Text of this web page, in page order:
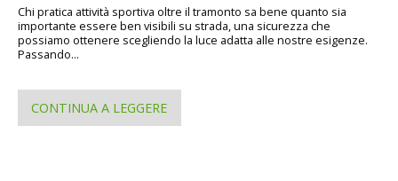
Chi pratica attività sportiva oltre il tramonto sa bene quanto sia
importante essere ben visibili su strada, una sicurezza che
possiamo ottenere scegliendo la luce adatta alle nostre esigenze.
Passando...
CONTINUA A LEGGERE